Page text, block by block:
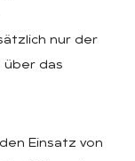
nur der
über das
Einsatz von